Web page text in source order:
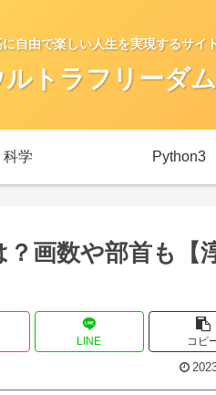
自由で楽しい人生を実現するサイ
ルトラフリーダム
科学 Python3
画数や部首も【
LINE コピ